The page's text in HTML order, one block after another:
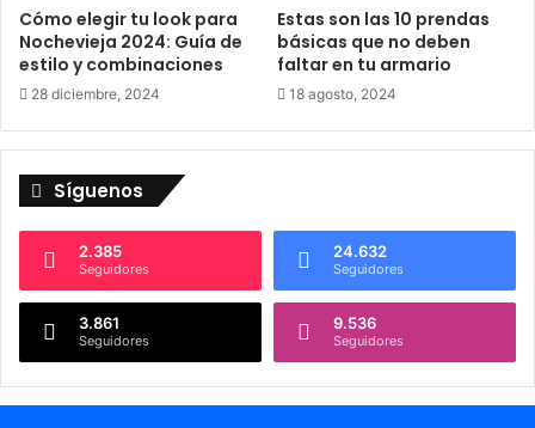
D
C
a
z
l
a
s
E
r
a
i
ó
n
p
i
d
e
Cómo elegir tu look para
Nochevieja 2024: Guía de
estilo y combinaciones
28 diciembre, 2024
Estas son las 10 prendas
básicas que no deben
faltar en tu armario
18 agosto, 2024
Síguenos
2.385
Seguidores
24.632
Seguidores
3.861
Seguidores
9.536
Seguidores